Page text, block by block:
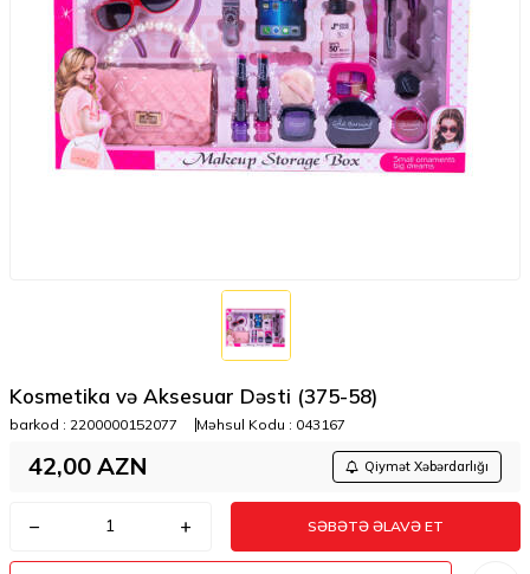
Kosmetika və Aksesuar Dəsti (375-58)
barkod : 2200000152077 Məhsul Kodu : 043167
42,00 AZN Qiymət Xəbərdarlığı
SƏBƏTƏ ƏLAVƏ ET